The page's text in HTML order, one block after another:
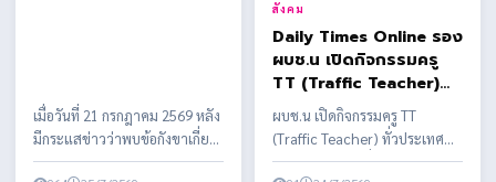
เมื่อวันที่ 21 กรกฎาคม 2569 หลัง
มีกระแสข่าวว่าพบข้อกังขาเกี่ยว
กับคุณสมบัติของผู้ได้รับการเสนอ
สังคม
Daily Times Online รอง
ผบช.น เปิดกิจกรรมครู
TT (Traffic Teacher)
ทั่วประเทศ โดยกิจกรรม
จัดเพื่อส่งเสริมให้เด็กและ
เยาวชนได้รับความรู้ความ
ปลอดภัยและวินัยการ
ผบช.น เปิดกิจกรรมครู TT
(Traffic Teacher) ทั่วประเทศ
โดยกิจกรรมจัดเพื่อส่งเสริมให้เด็ก